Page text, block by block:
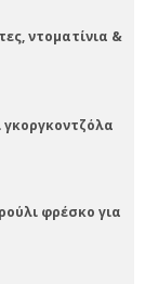
ντοματίνια &
φρέσκο για